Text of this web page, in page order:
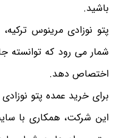
باشید.
پتو نوزادی مرینوس
شمار می رود که توانسته
اختصاص دهد.
برای خرید عمده پتو
این شرکت، همکاری با